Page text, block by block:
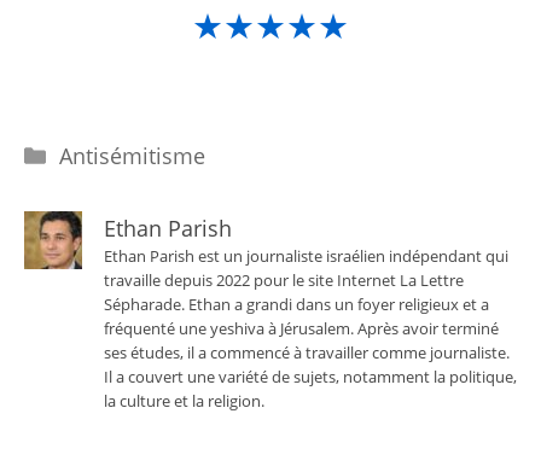
★★★★★
Catégories
Antisémitisme
Ethan Parish
Ethan Parish est un journaliste israélien indépendant qui
travaille depuis 2022 pour le site Internet La Lettre
Sépharade. Ethan a grandi dans un foyer religieux et a
fréquenté une yeshiva à Jérusalem. Après avoir terminé
ses études, il a commencé à travailler comme journaliste.
Il a couvert une variété de sujets, notamment la politique,
la culture et la religion.